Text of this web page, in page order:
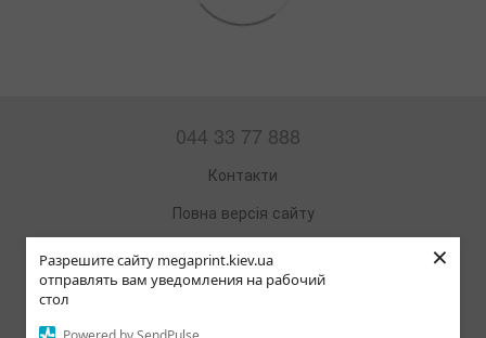
Разрешите сайту megaprint.kiev.ua
отправлять вам уведомления на рабочий
стол
×
044 33 77 888
Контакти
Повна версія сайту
Мапа сайту
© 2002—2026